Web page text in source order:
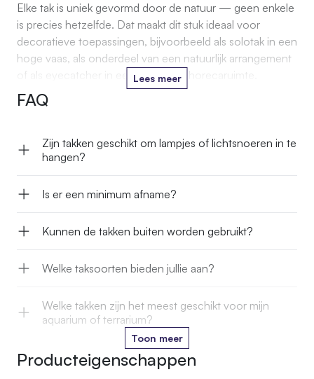
Elke tak is uniek gevormd door de natuur — geen enkele
is precies hetzelfde. Dat maakt dit stuk ideaal voor
decoratieve toepassingen, bijvoorbeeld als solotak in een
hoge vaas, als onderdeel van een natuurlijk arrangement
of als eyecatcher in een winkel- of horecaruimte.
Lees meer
FAQ
Zijn takken geschikt om lampjes of licht­snoeren in te
hangen?
Is er een minimum afname?
Kunnen de takken buiten worden gebruikt?
Welke taksoorten bieden jullie aan?
Welke takken zijn het meest geschikt voor mijn
aquarium of terrarium?
Zijn de takken in jullie webshop veilig voor mijn
Toon meer
Producteigenschappen